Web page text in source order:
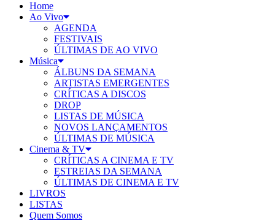
Home
Ao Vivo
AGENDA
FESTIVAIS
ÚLTIMAS DE AO VIVO
Música
ÁLBUNS DA SEMANA
ARTISTAS EMERGENTES
CRÍTICAS A DISCOS
DROP
LISTAS DE MÚSICA
NOVOS LANÇAMENTOS
ÚLTIMAS DE MÚSICA
Cinema & TV
CRÍTICAS A CINEMA E TV
ESTREIAS DA SEMANA
ÚLTIMAS DE CINEMA E TV
LIVROS
LISTAS
Quem Somos